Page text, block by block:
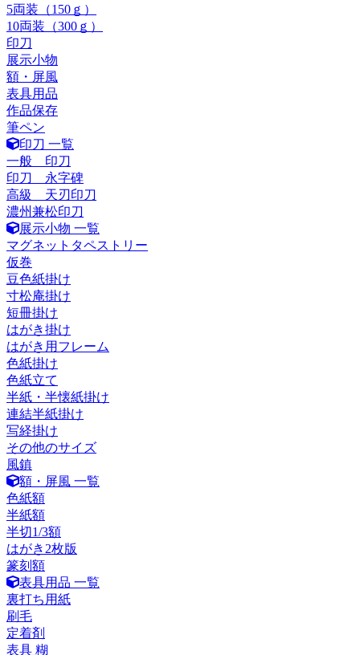
5両装（150ｇ）
10両装（300ｇ）
印刀
展示小物
額・屏風
表具用品
作品保存
筆ペン
印刀 一覧
一般 印刀
印刀 永字碑
高級 天刃印刀
濃州兼松印刀
展示小物 一覧
マグネットタペストリー
仮巻
豆色紙掛け
寸松庵掛け
短冊掛け
はがき掛け
はがき用フレーム
色紙掛け
色紙立て
半紙・半懐紙掛け
連結半紙掛け
写経掛け
その他のサイズ
風鎮
額・屏風 一覧
色紙額
半紙額
半切1/3額
はがき2枚版
篆刻額
表具用品 一覧
裏打ち用紙
刷毛
定着剤
表具 糊